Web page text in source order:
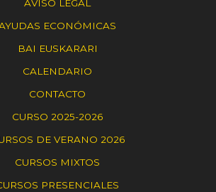
AVISO LEGAL
ECONÓMICAS
BAI EUSKARARI
CALENDARIO
CONTACTO
CURSO 2025-2026
DE VERANO 2026
CURSOS MIXTOS
PRESENCIALES